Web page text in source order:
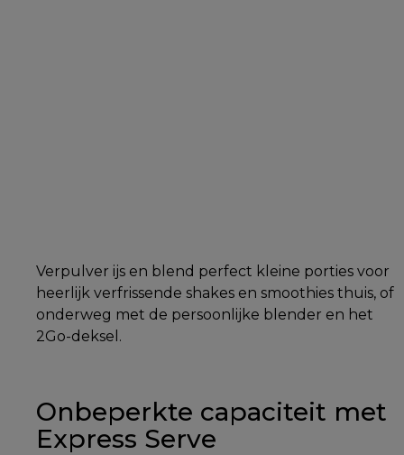
Verpulver ijs en blend perfect kleine porties voor
heerlijk verfrissende shakes en smoothies thuis, of
onderweg met de persoonlijke blender en het
2Go-deksel.
Onbeperkte capaciteit met
Express Serve